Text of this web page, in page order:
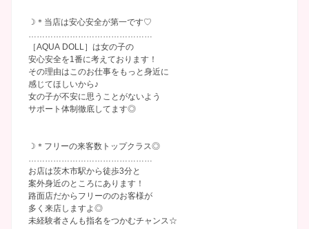
☽＊当店は安心安全が第一です♡
［AQUA DOLL］は女の子の
安心安全を1番に考えております！
その理由はこのお仕事をもっと身近に
感じてほしいから♪
女の子が不安に思うことがないよう
サポート体制徹底してます◎
☽＊フリーの来客数トップクラス◎
お店は茨木市駅から徒歩3分と
案外身近のところにあります！
路面店だからフリーののお客様が
多く来店しますよ◎
未経験者さんも指名をつかむチャンス☆